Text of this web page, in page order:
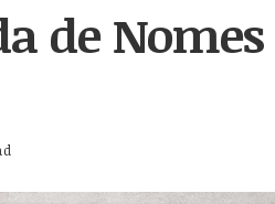
de Nomes